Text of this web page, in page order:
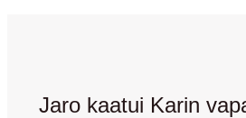
Jaro kaatui Karin